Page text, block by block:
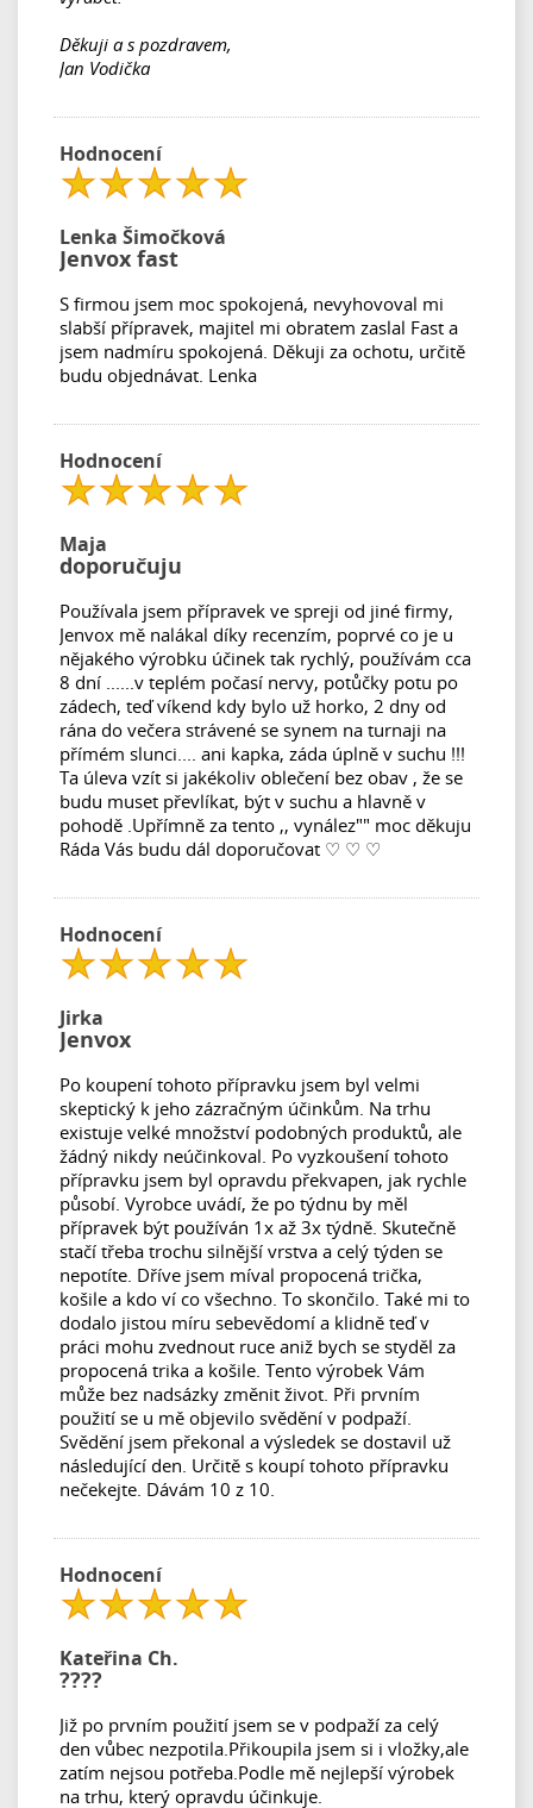
Děkuji a s pozdravem,
Jan Vodička
Hodnocení
Lenka Šimočková
Jenvox fast
S firmou jsem moc spokojená, nevyhovoval mi
slabší přípravek, majitel mi obratem zaslal Fast a
jsem nadmíru spokojená. Děkuji za ochotu, určitě
budu objednávat. Lenka
Hodnocení
Maja
doporučuju
Používala jsem přípravek ve spreji od jiné firmy,
Jenvox mě nalákal díky recenzím, poprvé co je u
nějakého výrobku účinek tak rychlý, používám cca
8 dní ......v teplém počasí nervy, potůčky potu po
zádech, teď víkend kdy bylo už horko, 2 dny od
rána do večera strávené se synem na turnaji na
přímém slunci.... ani kapka, záda úplně v suchu !!!
Ta úleva vzít si jakékoliv oblečení bez obav , že se
budu muset převlíkat, být v suchu a hlavně v
pohodě .Upřímně za tento ,, vynález"" moc děkuju
Ráda Vás budu dál doporučovat ♡ ♡ ♡
Hodnocení
Jirka
Jenvox
Po koupení tohoto přípravku jsem byl velmi
skeptický k jeho zázračným účinkům. Na trhu
existuje velké množství podobných produktů, ale
žádný nikdy neúčinkoval. Po vyzkoušení tohoto
přípravku jsem byl opravdu překvapen, jak rychle
působí. Vyrobce uvádí, že po týdnu by měl
přípravek být používán 1x až 3x týdně. Skutečně
stačí třeba trochu silnější vrstva a celý týden se
nepotíte. Dříve jsem míval propocená trička,
košile a kdo ví co všechno. To skončilo. Také mi to
dodalo jistou míru sebevědomí a klidně teď v
práci mohu zvednout ruce aniž bych se styděl za
propocená trika a košile. Tento výrobek Vám
může bez nadsázky změnit život. Při prvním
použití se u mě objevilo svědění v podpaží.
Svědění jsem překonal a výsledek se dostavil už
následující den. Určitě s koupí tohoto přípravku
nečekejte. Dávám 10 z 10.
Hodnocení
Kateřina Ch.
????
Již po prvním použití jsem se v podpaží za celý
den vůbec nezpotila.Přikoupila jsem si i vložky,ale
zatím nejsou potřeba.Podle mě nejlepší výrobek
na trhu, který opravdu účinkuje.